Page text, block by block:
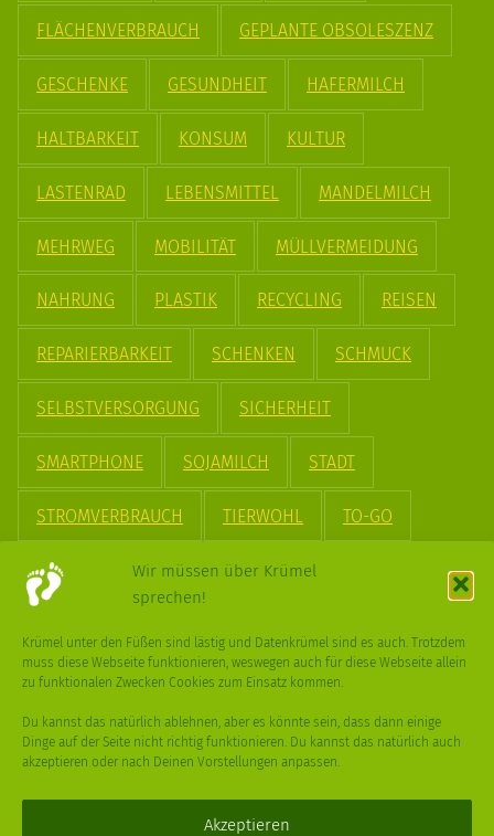
Wir müssen über Krümel
sprechen!
Krümel unter den Füßen sind lästig und Datenkrümel sind es auch. Trotzdem
muss diese Webseite funktionieren, weswegen auch für diese Webseite allein
zu funktionalen Zwecken Cookies zum Einsatz kommen.
Du kannst das natürlich ablehnen, aber es könnte sein, dass dann einige
Dinge auf der Seite nicht richtig funktionieren. Du kannst das natürlich auch
akzeptieren oder nach Deinen Vorstellungen anpassen.
Akzeptieren
FLÄCHENVERBRAUCH GEPLANTE OBSOLESZENZ
GESCHENKE GESUNDHEIT HAFERMILCH
HALTBARKEIT KONSUM KULTUR
LASTENRAD LEBENSMITTEL MANDELMILCH
MEHRWEG MOBILITÄT MÜLLVERMEIDUNG
NAHRUNG PLASTIK RECYCLING REISEN
REPARIERBARKEIT SCHENKEN SCHMUCK
SELBSTVERSORGUNG SICHERHEIT
SMARTPHONE SOJAMILCH STADT
STROMVERBRAUCH TIERWOHL TO-GO
TREND UPCYCLING VEGAN
WEIHNACHTSBAUM WINTER